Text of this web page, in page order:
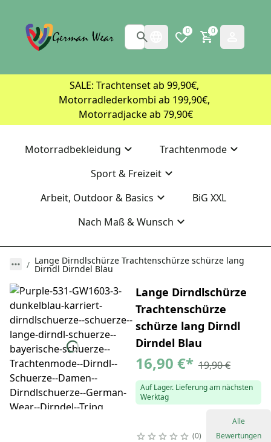
0 0
SALE: Trachtenset ab 99,90€,
Motorradlederkombi ab 199,90€,
Motorradjacke ab 79,90€
Motorradbekleidung
Trachtenmode
Sport & Freizeit
Arbeit, Outdoor & Basics
BiG XXL
Nach Maß & Wunsch
Lange Dirndlschürze Trachtenschürze schürze lang
Dirndl Dirndel Blau
Lange Dirndlschürze
Trachtenschürze
schürze lang Dirndl
Dirndel Blau
16,90 €* 19,90 €
Auf Lager. Lieferung am nächsten
Werktag
0
Alle
Bewertungen